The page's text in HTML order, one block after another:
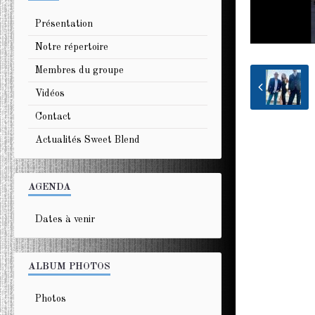
Présentation
Notre répertoire
Membres du groupe
Vidéos
Contact
Actualités Sweet Blend
AGENDA
Dates à venir
ALBUM PHOTOS
Photos